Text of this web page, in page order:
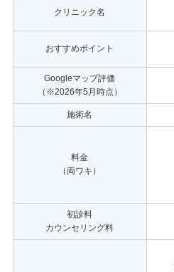
クリニック名
おすすめポイント
Googleマップ評価
（※2026年5月時点）
施術名
料金
（両ワキ）
初診料
カウンセリング料